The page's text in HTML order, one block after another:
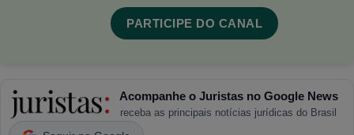
PARTICIPE DO CANAL
Acompanhe o Juristas no Google News
receba as principais notícias jurídicas do Brasil